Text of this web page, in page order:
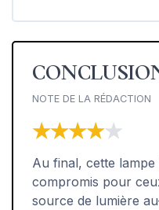
NOTE DE LA RÉDACTION
★★★★★
★★★★★
Au final, cette
compromis pour
source de lumière